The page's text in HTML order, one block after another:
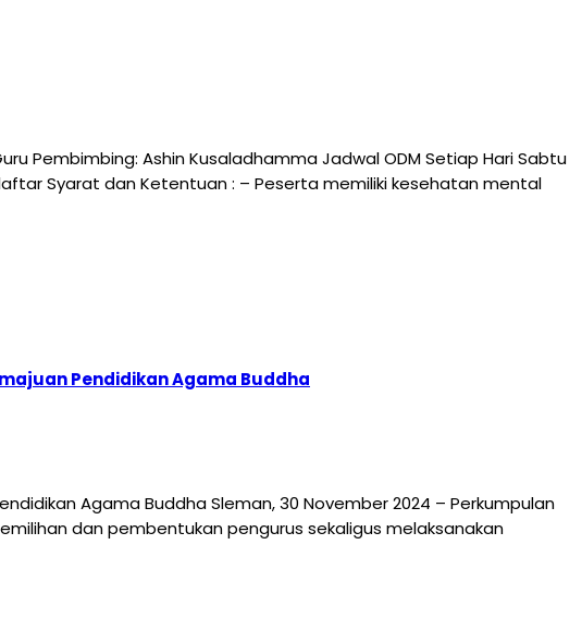
Pembimbing: Ashin Kusaladhamma Jadwal ODM Setiap Hari Sabtu
Syarat dan Ketentuan : – Peserta memiliki kesehatan mental
Pendidikan Agama Buddha
Agama Buddha Sleman, 30 November 2024 – Perkumpulan
dan pembentukan pengurus sekaligus melaksanakan